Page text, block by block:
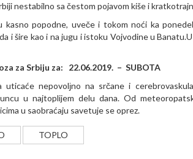
nestabilno sa čestom pojavom kiše i
kasno popodne, uveče i tokom noći ka
i šire kao i na jugu i istoku Vojvodine u
za Srbiju za: 22.06.2019. – SUBOTA
uticaće nepovolјno na srčane i
u najtoplijem delu dana. Od
u saobraćaju savetuje se oprez.
TOPLO